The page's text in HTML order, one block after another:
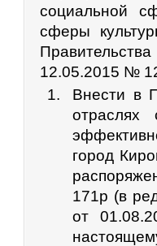
социальной
сферы
12.05.2015 №
Внести в
город
171р (в
от